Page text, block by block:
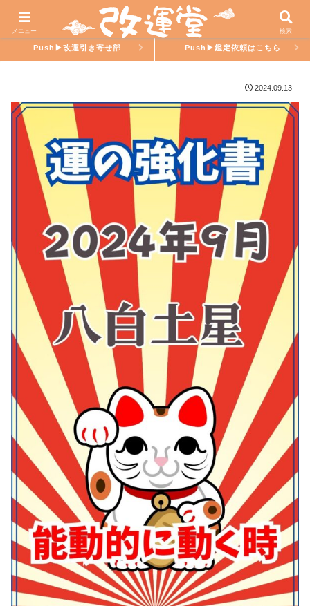
ホーム 氣學ラブ
Push▶︎改運引き寄せ部 Push▶︎鑑定依頼はこちら
2024.09.13
メニュー 検索